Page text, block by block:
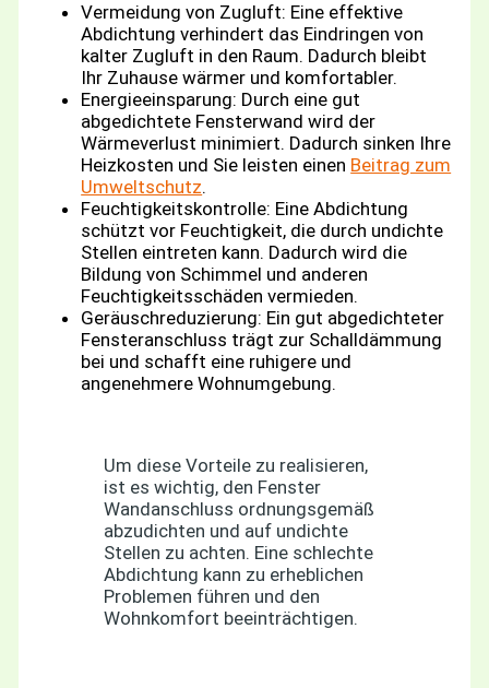
Vermeidung von Zugluft: Eine effektive
Abdichtung verhindert das Eindringen von
kalter Zugluft in den Raum. Dadurch bleibt
Ihr Zuhause wärmer und komfortabler.
Energieeinsparung: Durch eine gut
abgedichtete Fensterwand wird der
Wärmeverlust minimiert. Dadurch sinken Ihre
Heizkosten und Sie leisten einen Beitrag zum
Umweltschutz.
Feuchtigkeitskontrolle: Eine Abdichtung
schützt vor Feuchtigkeit, die durch undichte
Stellen eintreten kann. Dadurch wird die
Bildung von Schimmel und anderen
Feuchtigkeitsschäden vermieden.
Geräuschreduzierung: Ein gut abgedichteter
Fensteranschluss trägt zur Schalldämmung
bei und schafft eine ruhigere und
angenehmere Wohnumgebung.
Um diese Vorteile zu realisieren,
ist es wichtig, den Fenster
Wandanschluss ordnungsgemäß
abzudichten und auf undichte
Stellen zu achten. Eine schlechte
Abdichtung kann zu erheblichen
Problemen führen und den
Wohnkomfort beeinträchtigen.